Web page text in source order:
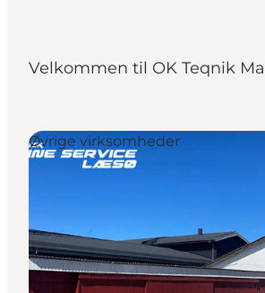
Aktiviteter
Velkommen til OK Teqnik
Øvrige virksomheder